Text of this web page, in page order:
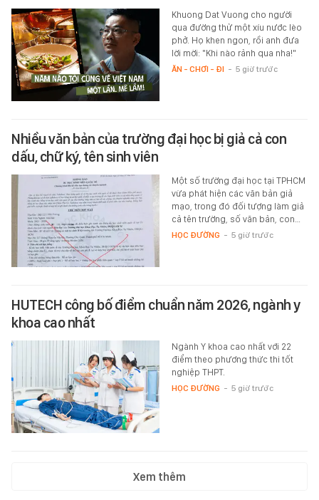
Khuong Dat Vuong cho người
qua đường thử một xíu nước lèo
phở. Họ khen ngon, rồi anh đưa
lời mời: "Khi nào rảnh qua nha!"
ĂN - CHƠI - ĐI - 5 giờ trước
Nhiều văn bản của trường đại học bị giả cả con
dấu, chữ ký, tên sinh viên
Một số trường đại học tại TPHCM
vừa phát hiện các văn bản giả
mạo, trong đó đối tượng làm giả
cả tên trường, số văn bản, con…
HỌC ĐƯỜNG - 5 giờ trước
HUTECH công bố điểm chuẩn năm 2026, ngành y
khoa cao nhất
Ngành Y khoa cao nhất với 22
điểm theo phương thức thi tốt
nghiệp THPT.
HỌC ĐƯỜNG - 5 giờ trước
Xem thêm